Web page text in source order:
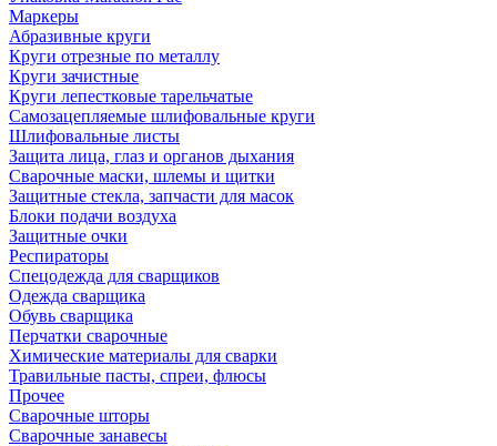
Маркеры
Абразивные круги
Круги отрезные по металлу
Круги зачистные
Круги лепестковые тарельчатые
Самозацепляемые шлифовальные круги
Шлифовальные листы
Защита лица, глаз и органов дыхания
Сварочные маски, шлемы и щитки
Защитные стекла, запчасти для масок
Блоки подачи воздуха
Защитные очки
Респираторы
Спецодежда для сварщиков
Одежда сварщика
Обувь сварщика
Перчатки сварочные
Химические материалы для сварки
Травильные пасты, спреи, флюсы
Прочее
Сварочные шторы
Сварочные занавесы